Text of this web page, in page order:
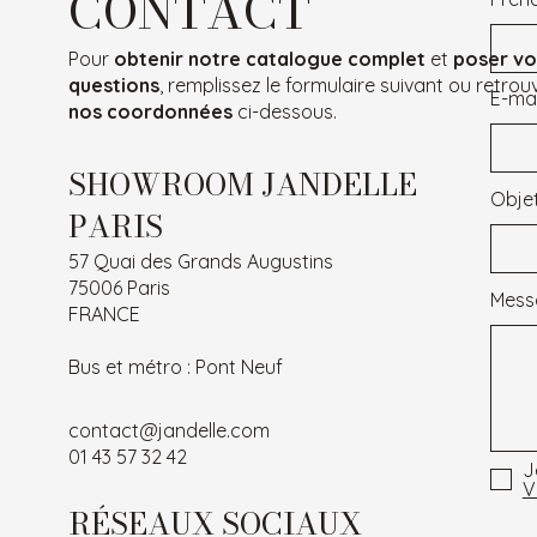
Pour obtenir notre catalogue complet et poser
questions, remplissez le formulaire suivant ou
nos coordonnéesci-dessous.
SHOWROOM JANDELLE
PARIS
57 Quai des Grands Augustins
75006 Paris
FRANCE
Bus et métro : Pont Neuf
contact@jandelle.com
01 43 57 32 42
RÉSEAUX SOCIAUX
E-